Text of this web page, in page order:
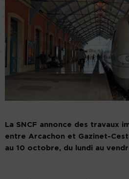
La SNCF annonce des travaux
entre Arcachon et Gazinet-
au 10 octobre, du lundi au